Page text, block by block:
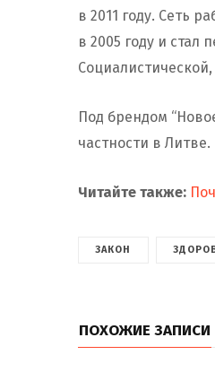
в 2011 году. Сеть
в 2005 году и
Социалистической,
Под брендом
частности в Литве.
Читайте также:
ЗАКОН
ПОХОЖИЕ ЗАПИСИ